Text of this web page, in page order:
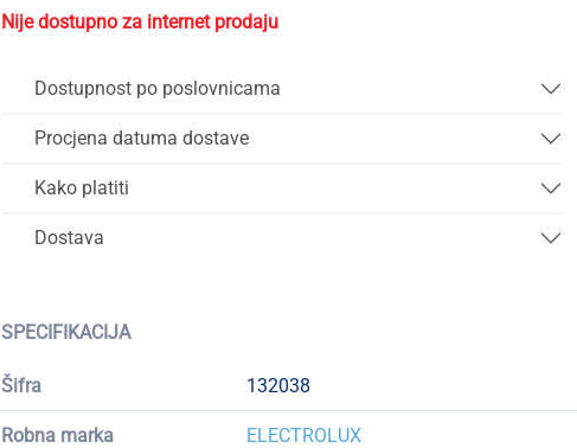
Nije dostupno za internet prodaju
Dostupnost po poslovnicama
Procjena datuma dostave
Kako platiti
Dostava
SPECIFIKACIJA
Šifra 132038
Robna marka ELECTROLUX